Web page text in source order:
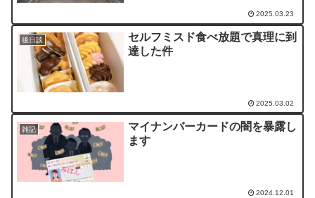
2025.03.23
後日談
セルフミスド食べ放題で真理に到
達した件
2025.03.02
雑記
マイナンバーカードの闇を暴露し
ます
2024.12.01